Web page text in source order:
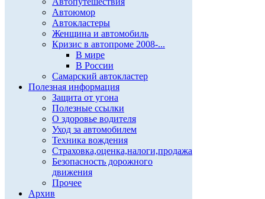
Автоюмор
Автокластеры
Женщина и автомобиль
Кризис в автопроме 2008-...
В мире
В России
Самарский автокластер
Полезная информация
Защита от угона
Полезные ссылки
О здоровье водителя
Уход за автомобилем
Техника вождения
Страховка,оценка,налоги,продажа
Безопасность дорожного
движения
Прочее
Архив